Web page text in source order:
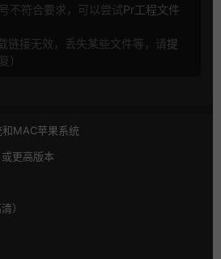
符合要求，可以尝试Pr工程文件
接无效，丢失某些文件等，请提
）
MAC苹果系统
或更高版本
）